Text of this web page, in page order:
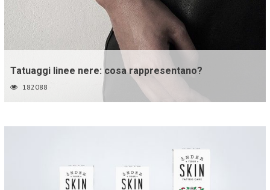
Tatuaggi linee nere: cosa rappresentano?
182088